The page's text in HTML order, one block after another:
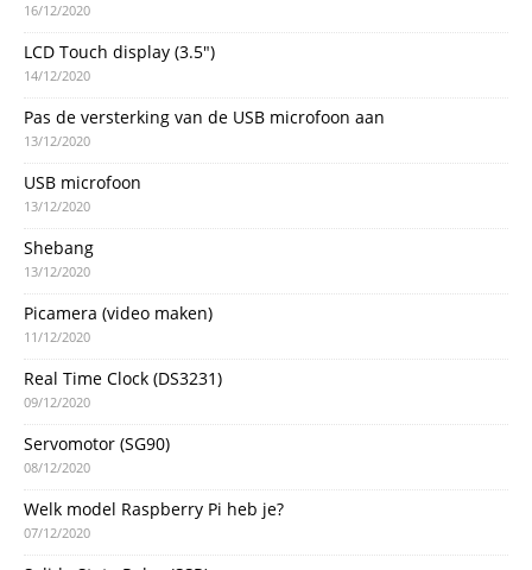
16/12/2020
LCD Touch display (3.5″)
14/12/2020
Pas de versterking van de USB microfoon aan
13/12/2020
USB microfoon
13/12/2020
Shebang
13/12/2020
Picamera (video maken)
11/12/2020
Real Time Clock (DS3231)
09/12/2020
Servomotor (SG90)
08/12/2020
Welk model Raspberry Pi heb je?
07/12/2020